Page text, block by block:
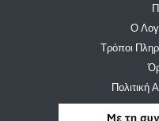
Ο
Τρόποι
Πολιτική